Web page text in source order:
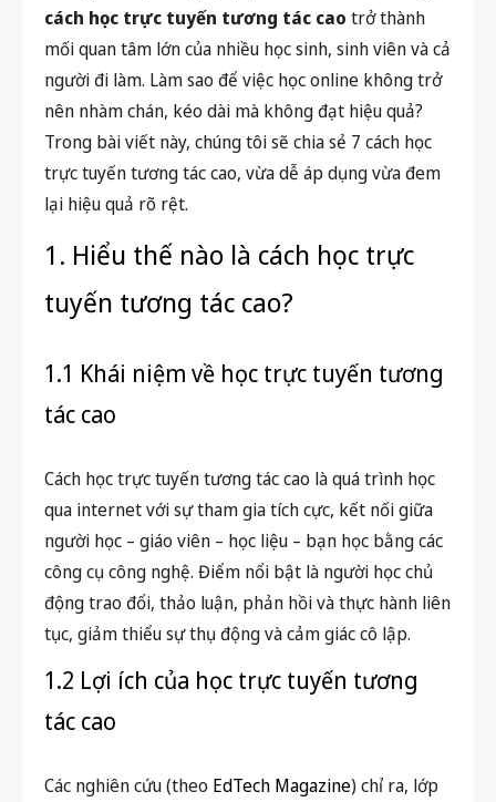
cách học trực tuyến tương tác cao trở thành
mối quan tâm lớn của nhiều học sinh, sinh viên và cả
người đi làm. Làm sao để việc học online không trở
nên nhàm chán, kéo dài mà không đạt hiệu quả?
Trong bài viết này, chúng tôi sẽ chia sẻ 7 cách học
trực tuyến tương tác cao, vừa dễ áp dụng vừa đem
lại hiệu quả rõ rệt.
1. Hiểu thế nào là cách học trực
tuyến tương tác cao?
1.1 Khái niệm về học trực tuyến tương
tác cao
Cách học trực tuyến tương tác cao là quá trình học
qua internet với sự tham gia tích cực, kết nối giữa
người học – giáo viên – học liệu – bạn học bằng các
công cụ công nghệ. Điểm nổi bật là người học chủ
động trao đổi, thảo luận, phản hồi và thực hành liên
tục, giảm thiểu sự thụ động và cảm giác cô lập.
1.2 Lợi ích của học trực tuyến tương
tác cao
Các nghiên cứu (theo EdTech Magazine) chỉ ra, lớp